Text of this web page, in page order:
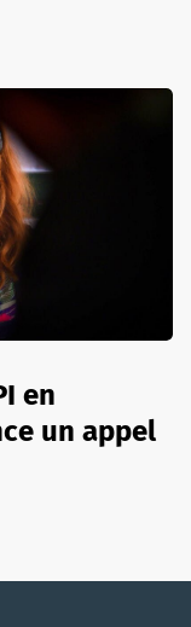
en
un appel